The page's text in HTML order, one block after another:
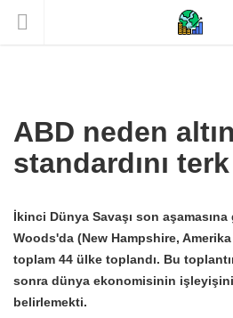
ABD neden altın
standardını
İkinci Dünya Savaşı son
Woods'da (New Hampshire,
toplam 44 ülke toplandı. Bu
sonra dünya ekonomisinin
belirlemekti.